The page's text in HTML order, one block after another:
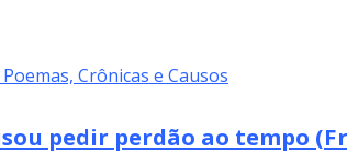
Crônicas e Causos
pedir perdão ao tempo